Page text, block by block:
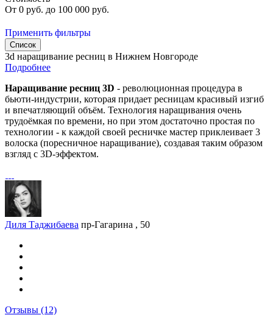
От 0 руб. до 100 000 руб.
Применить фильтры
Список
3d наращивание ресниц в Нижнем Новгороде
Подробнее
Наращивание ресниц 3D - революционная процедура в
бьюти-индустрии, которая придает ресницам красивый изгиб
и впечатляющий объём. Технология наращивания очень
трудоёмкая по времени, но при этом достаточно простая по
технологии - к каждой своей ресничке мастер приклеивает 3
волоска (поресничное наращивание), создавая таким образом
взгляд с 3D-эффектом.
Диля Таджибаева пр-Гагарина , 50
Отзывы (12)